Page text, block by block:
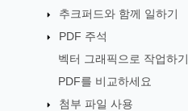
추크퍼드와 함께 일하기
PDF 주석
벡터 그래픽으로 작업하기
PDF를 비교하세요
첨부 파일 사용